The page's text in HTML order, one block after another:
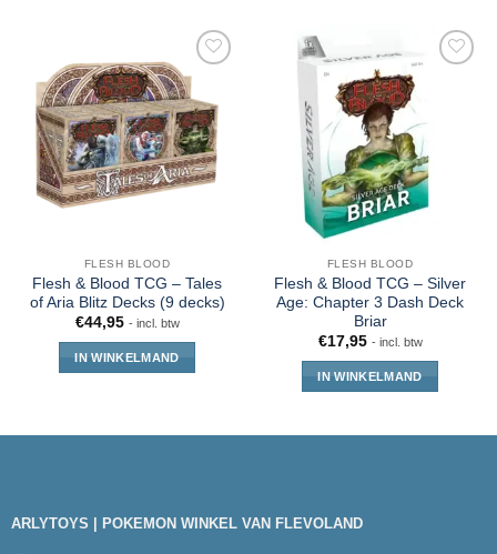
FLESH BLOOD
Flesh & Blood TCG – Tales
of Aria Blitz Decks (9 decks)
€44,95 - incl. btw
IN WINKELMAND
FLESH BLOOD
Flesh & Blood TCG – Silver
Age: Chapter 3 Dash Deck
Briar
€17,95 - incl. btw
IN WINKELMAND
ARLYTOYS | POKEMON WINKEL VAN FLEVOLAND